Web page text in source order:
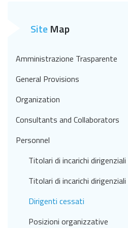
SiteMap
Amministrazione Trasparente
General Provisions
Organization
Consultants and Collaborators
Personnel
Titolari di incarichi
Titolari di incarichi
Dirigenti cessati
Posizioni organizzative